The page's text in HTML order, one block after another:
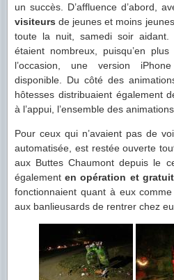
un succès. D’affluence d’abord,
visiteurs de jeunes et moins
toute la nuit, samedi soir aidant.
étaient nombreux, puisqu’en plus
l’occasion, une version
disponible. Du côté des
hôtesses distribuaient également
à l’appui, l’ensemble des
Pour ceux qui n’avaient pas de
automatisée, est restée ouverte
aux Buttes Chaumont depuis le
égalementen opération et
fonctionnaient quant à eux
aux banlieusards de rentrer chez